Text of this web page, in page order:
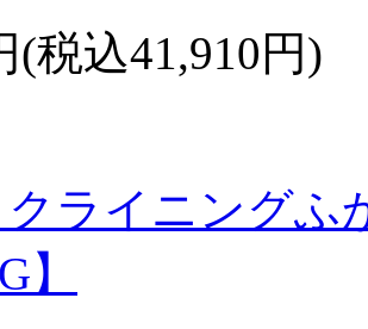
(税込41,910円)
クライニングふ
】